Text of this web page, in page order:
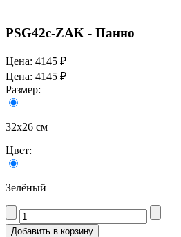
PSG42c-ZAK - Панно
Цена: 4145 ₽
Цена: 4145 ₽
Размер:
32х26 см
Цвет:
Зелёный